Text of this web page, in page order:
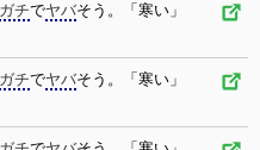
ガチでヤバそう。「寒い」
ガチでヤバそう。「寒い」